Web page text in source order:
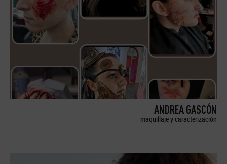
ANDREA GASCÓN
maquillaje y caracterización